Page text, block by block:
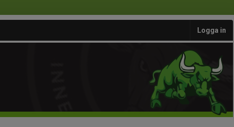
Logga in